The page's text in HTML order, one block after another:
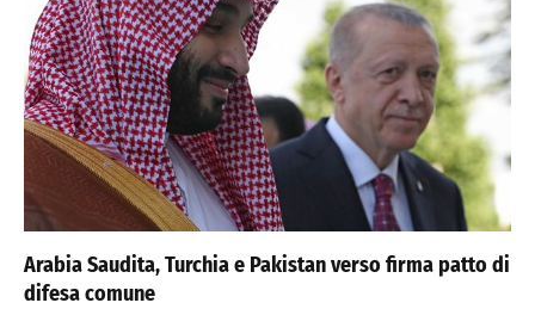
Arabia Saudita, Turchia e Pakistan verso firma patto di
difesa comune